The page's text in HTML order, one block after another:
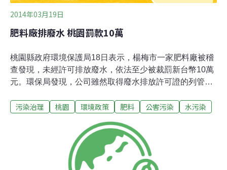
2014年03月19日
肥料廠排廢水 桃園罰款10萬
桃園縣政府環境保護局18日表示，楊梅市一家肥料廠被稽
查發現，未經許可排放廢水，依法至少被裁罰新台幣10萬
元。環保局發現，公司雖然取得廢水排放許可證的列管事
廢水，違反水污染防治法，至少裁罰10萬元，並責令業者
即使現場檢測水質項目符合標準，仍會依事業排放廢水特
性，針對懸浮固體、化學需氧量、生化需氧量或重金屬等
項目逐一檢測，以確保河川是否遭到污染。
污染治理 桃園 環境政策 肥料 公害污染 水污染